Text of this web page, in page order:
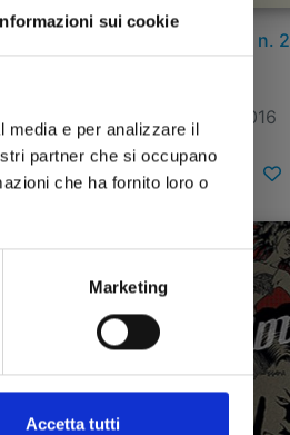
sui cookie
media e per analizzare il
partner che si occupano
che ha fornito loro o
Marketing
Accetta tutti
DEATHCO n. 2
10/02/2016
€ 5,50